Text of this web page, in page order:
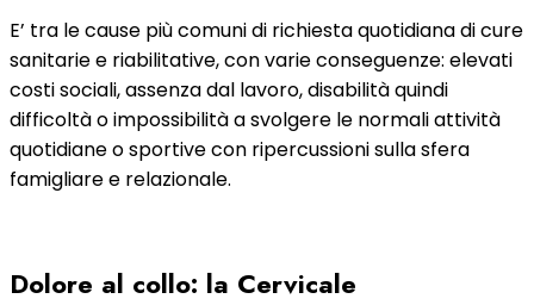
E’ tra le cause più comuni di richiesta quotidiana di cure
sanitarie e riabilitative, con varie conseguenze: elevati
costi sociali, assenza dal lavoro, disabilità quindi
difficoltà o impossibilità a svolgere le normali attività
quotidiane o sportive con ripercussioni sulla sfera
famigliare e relazionale.
Dolore al collo: la Cervicale